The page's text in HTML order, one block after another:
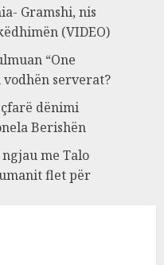
Gramshi, nis
(VIDEO)
“One
serverat?
dënimi
Berishën
me Talo
flet për